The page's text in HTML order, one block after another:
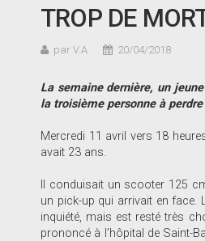
TROP DE
par V.A 20/04/2018
La semaine dernière, un
la troisième personne à
Mercredi 11 avril vers 18
avait 23 ans.
Il conduisait un scooter 125
un pick-up qui arrivait en face.
inquiété, mais est resté très
prononcé à l’hôpital de Saint-